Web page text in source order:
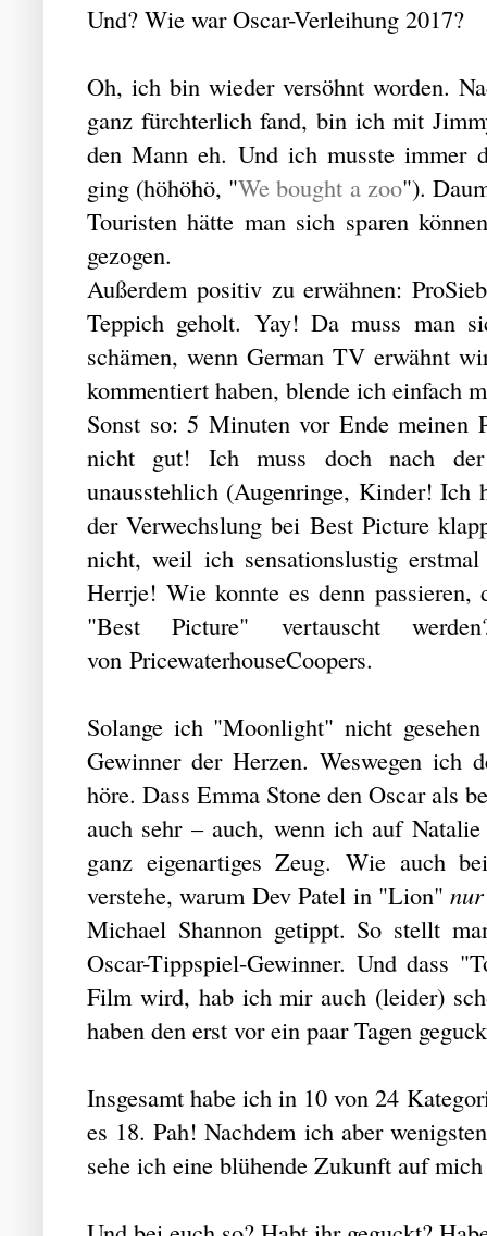
Und? Wie war Oscar-Verleihung 2017?
Oh, ich bin wieder versöhnt worden.
ganz fürchterlich fand, bin ich mit
den Mann eh. Und ich musste immer
ging (höhöhö, "We bought a zoo").
Touristen hätte man sich sparen
gezogen.
Außerdem positiv zu erwähnen:
Teppich geholt. Yay! Da muss man
schämen, wenn German TV erwähnt
kommentiert haben, blende ich einfach
Sonst so: 5 Minuten vor Ende
nicht gut! Ich muss doch nach
unausstehlich (Augenringe, Kinder! Ich
der Verwechslung bei Best Picture
nicht, weil ich sensationslustig
Herrje! Wie konnte es denn
"Best Picture" vertauscht
von PricewaterhouseCoopers.
Solange ich "Moonlight" nicht
Gewinner der Herzen. Weswegen ich
höre. Dass Emma Stone den Oscar als
auch sehr – auch, wenn ich auf
ganz eigenartiges Zeug. Wie auch
verstehe, warum Dev Patel in "Lion"
Michael Shannon getippt. So stellt
Oscar-Tippspiel-Gewinner. Und dass
Film wird, hab ich mir auch (leider)
haben den erst vor ein paar Tagen
Insgesamt habe ich in 10 von 24
es 18. Pah! Nachdem ich aber
sehe ich eine blühende Zukunft auf